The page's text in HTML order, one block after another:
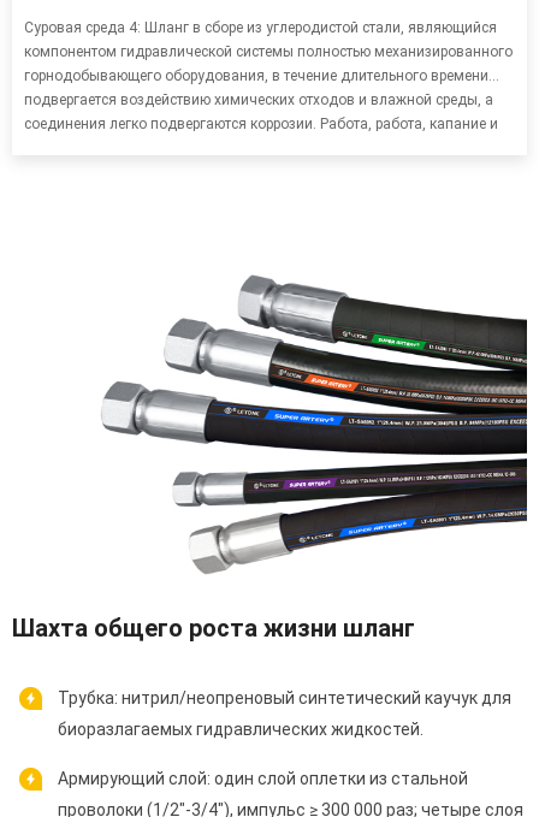
Суровая среда 4: Шланг в сборе из углеродистой стали, являющийся
компонентом гидравлической системы полностью механизированного
горнодобывающего оборудования, в течение длительного времени
подвергается воздействию химических отходов и влажной среды, а
соединения легко подвергаются коррозии. Работа, работа, капание и
Шахта общего роста жизни шланг
Трубка: нитрил/неопреновый синтетический каучук для
биоразлагаемых гидравлических жидкостей.
Армирующий слой: один слой оплетки из стальной
проволоки (1/2"-3/4"), импульс ≥ 300 000 раз; четыре слоя